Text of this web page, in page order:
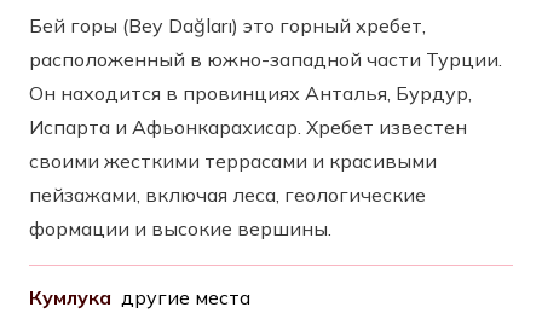
Бей горы (Bey Dağları) это горный хребет,
расположенный в южно-западной части Турции.
Он находится в провинциях Анталья, Бурдур,
Испарта и Афьонкарахисар. Хребет известен
своими жесткими террасами и красивыми
пейзажами, включая леса, геологические
формации и высокие вершины.
Кумлука другие места